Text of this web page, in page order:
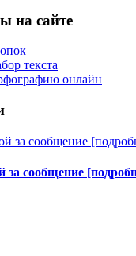
на сайте
текста
онлайн
сообщение